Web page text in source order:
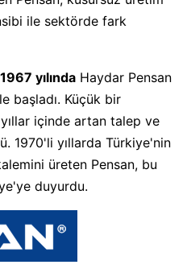
ile sektörde fark
yılında Haydar Pensan
başladı. Küçük bir
içinde artan talep ve
1970'li yıllarda Türkiye'nin
üreten Pensan, bu
duyurdu.